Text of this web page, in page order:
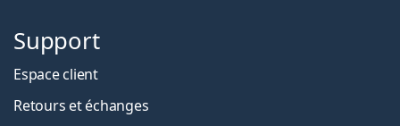
Support
Espace client
Retours et échanges